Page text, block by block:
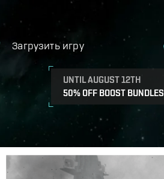
Загрузить игру
UNTIL AUGUST 12TH
50% OFF BOOST BUNDLES